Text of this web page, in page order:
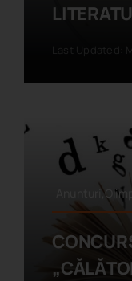
Last Updated: